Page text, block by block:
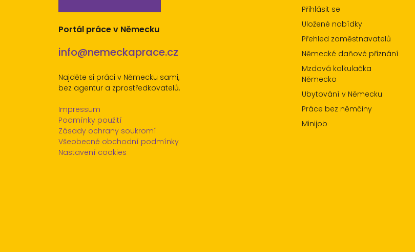
Portál práce v Německu
info@nemeckaprace.cz
Najděte si práci v Německu sami,
bez agentur a zprostředkovatelů.
Impressum
Podmínky použití
Zásady ochrany soukromí
Všeobecné obchodní podmínky
Nastavení cookies
Přihlásit se
Uložené nabídky
Přehled zaměstnavatelů
Německé daňové přiznání
Mzdová kalkulačka
Německo
Ubytování v Německu
Práce bez němčiny
Minijob